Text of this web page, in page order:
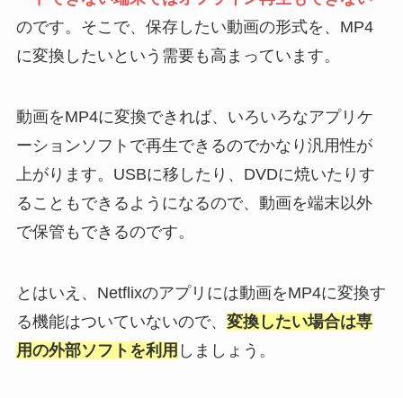
のです。そこで、保存したい動画の形式を、MP4
に変換したいという需要も高まっています。
動画をMP4に変換できれば、いろいろなアプリケ
ーションソフトで再生できるのでかなり汎用性が
上がります。USBに移したり、DVDに焼いたりす
ることもできるようになるので、動画を端末以外
で保管もできるのです。
とはいえ、Netflixのアプリには動画をMP4に変換す
る機能はついていないので、 変換したい場合は専
用の外部ソフトを利用 しましょう。